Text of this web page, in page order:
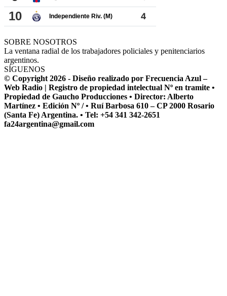
SOBRE NOSOTROS
La ventana radial de los trabajadores policiales y penitenciarios
argentinos.
SÍGUENOS
© Copyright 2026 - Diseño realizado por Frecuencia Azul –
Web Radio | Registro de propiedad intelectual Nº en tramite •
Propiedad de Gaucho Producciones • Director: Alberto
Martínez • Edición Nº / • Ruí Barbosa 610 – CP 2000 Rosario
(Santa Fe) Argentina. • Tel: +54 341 342-2651
fa24argentina@gmail.com